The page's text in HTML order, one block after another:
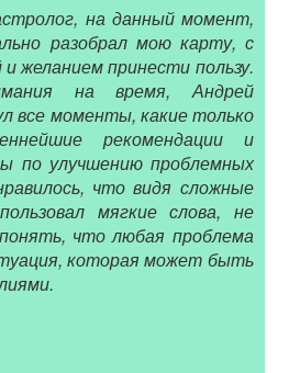
на данный момент,
разобрал мою карту, с
желанием принести пользу.
на время, Андрей
все моменты, какие только
рекомендации и
по улучшению проблемных
что видя сложные
мягкие слова, не
что любая проблема
которая может быть